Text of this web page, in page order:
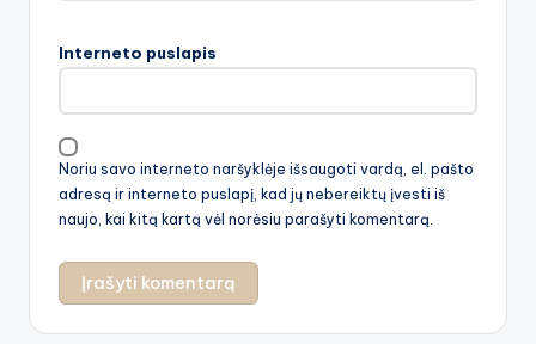
Interneto puslapis
Noriu savo interneto naršyklėje išsaugoti vardą, el. pašto
adresą ir interneto puslapį, kad jų nebereiktų įvesti iš
naujo, kai kitą kartą vėl norėsiu parašyti komentarą.